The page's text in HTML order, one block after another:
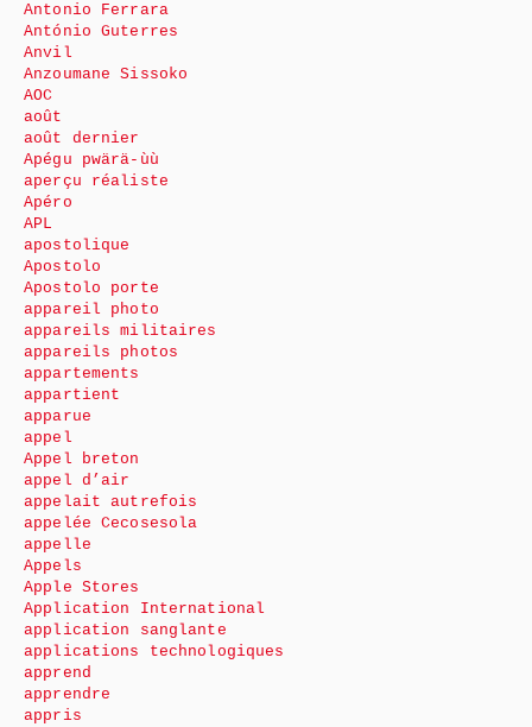
Antonio Ferrara
António Guterres
Anvil
Anzoumane Sissoko
AOC
août
août dernier
Apégu pwärä-ùù
aperçu réaliste
Apéro
APL
apostolique
Apostolo
Apostolo porte
appareil photo
appareils militaires
appareils photos
appartements
appartient
apparue
appel
Appel breton
appel d’air
appelait autrefois
appelée Cecosesola
appelle
Appels
Apple Stores
Application International
application sanglante
applications technologiques
apprend
apprendre
appris